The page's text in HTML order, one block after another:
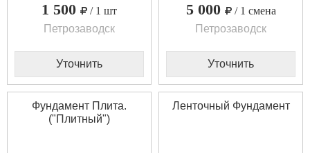
1 500
/ 1 шт
Петрозаводск
Уточнить
5 000
/ 1 смена
Петрозаводск
Уточнить
Фундамент Плита.
("Плитный")
Ленточный Фундамент